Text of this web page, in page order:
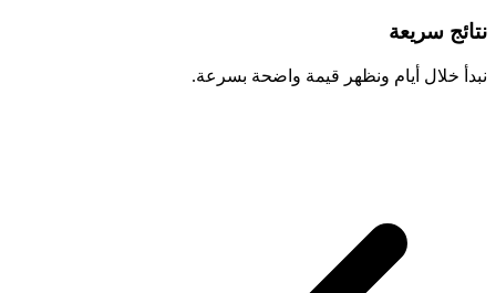
نتائج سريعة
نبدأ خلال أيام ونظهر قيمة واضحة بسرعة.